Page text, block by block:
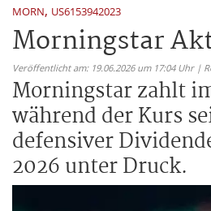
MORN, US6153942023
Morningstar
Veröffentlicht am: 19.06.2026 um 17:04 Uhr |
Morningstar zahlt
während der Kurs
defensiver
2026 unter Druck.